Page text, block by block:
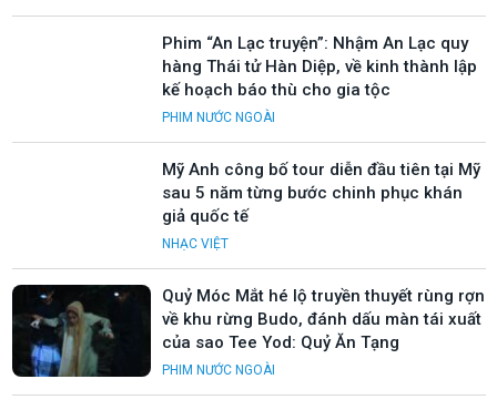
Phim “An Lạc truyện”: Nhậm An Lạc quy
hàng Thái tử Hàn Diệp, về kinh thành lập
kế hoạch báo thù cho gia tộc
PHIM NƯỚC NGOÀI
Mỹ Anh công bố tour diễn đầu tiên tại Mỹ
sau 5 năm từng bước chinh phục khán
giả quốc tế
NHẠC VIỆT
Quỷ Móc Mắt hé lộ truyền thuyết rùng rợn
về khu rừng Budo, đánh dấu màn tái xuất
của sao Tee Yod: Quỷ Ăn Tạng
PHIM NƯỚC NGOÀI